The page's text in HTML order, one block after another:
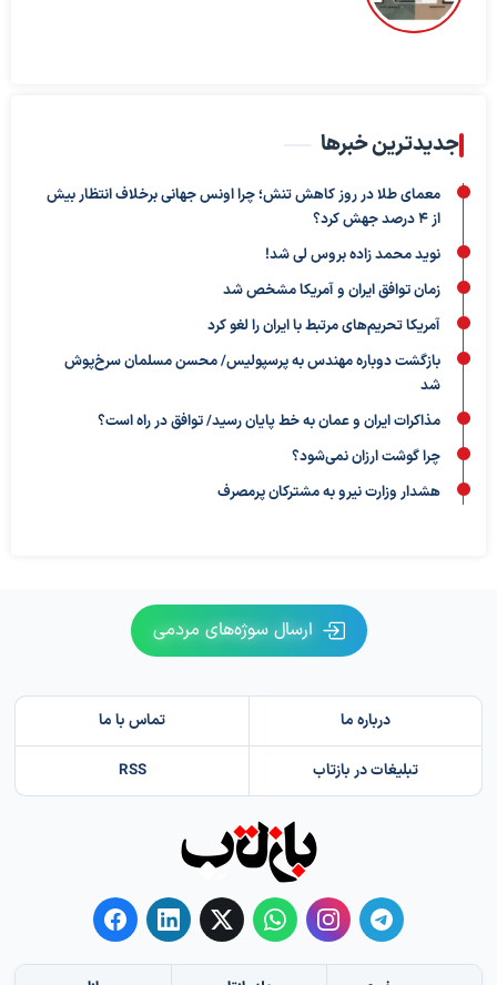
جدیدترین خبرها
معمای طلا در روز کاهش تنش؛ چرا اونس جهانی برخلاف انتظار بیش
از ۴ درصد جهش کرد؟
نوید محمد زاده بروس لی شد!
زمان توافق ایران و آمریکا مشخص شد
آمریکا تحریم‌های مرتبط با ایران را لغو کرد
بازگشت دوباره مهندس به پرسپولیس/ محسن مسلمان سرخ‌پوش
شد
مذاکرات ایران و عمان به خط پایان رسید/ توافق در راه است؟
چرا گوشت ارزان نمی‌شود؟
هشدار وزارت نیرو به مشترکان پرمصرف
ارسال سوژه‌های مردمی
درباره ما تماس با ما
تبلیغات در بازتاب RSS